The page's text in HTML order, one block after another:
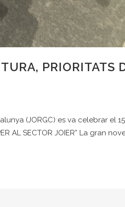
PRIORITATS
(JORGC) es va celebrar el
AL SECTOR JOIER” La gran